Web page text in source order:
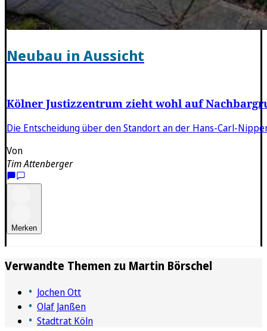
Neubau in Aussicht
Kölner Justizzentrum zieht wohl auf
Die Entscheidung über den Standort an der Hans-Carl-
Von
Tim Attenberger
Merken
Verwandte Themen zu Martin Börschel
Jochen Ott
Olaf Janßen
Stadtrat Köln